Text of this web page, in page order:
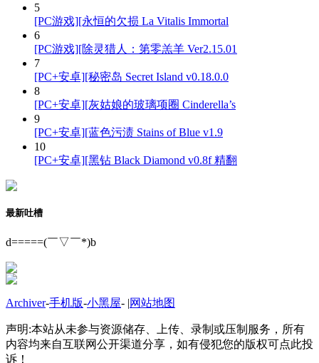
5
[PC游戏][永恒的欠损 La Vitalis Immortal
6
[PC游戏][除灵猎人：第零羔羊 Ver2.15.01
7
[PC+安卓][秘密岛 Secret Island v0.18.0.0
8
[PC+安卓][灰姑娘的玻璃项圈 Cinderella’s
9
[PC+安卓][蓝色污渍 Stains of Blue v1.9
10
[PC+安卓][黑钻 Black Diamond v0.8f 精翻
最新吐槽
d=====(￣▽￣*)b
Archiver-手机版-小黑屋- |网站地图
声明:本站从未参与资源储存、上传、录制或压制服务，所有
内容均来自互联网公开渠道分享，如有侵犯您的版权可点此投
诉！